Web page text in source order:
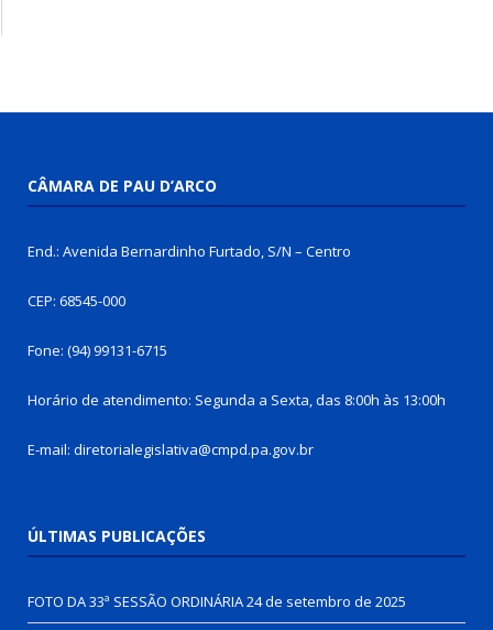
CÂMARA DE PAU D’ARCO
End.: Avenida Bernardinho Furtado, S/N – Centro
CEP: 68545-000
Fone: (94) 99131-6715
Horário de atendimento: Segunda a Sexta, das 8:00h às 13:00h
E-mail: diretorialegislativa@cmpd.pa.gov.br
ÚLTIMAS PUBLICAÇÕES
FOTO DA 33ª SESSÃO ORDINÁRIA24 de setembro de 2025